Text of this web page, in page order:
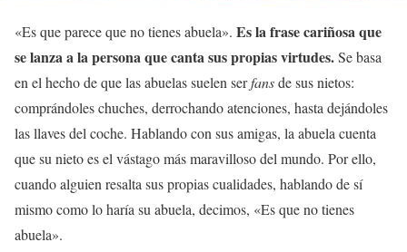
«Es que parece que no tienes abuela». Es la frase cariñosa que
se lanza a la persona que canta sus propias virtudes.Se basa
en el hecho de que las abuelas suelen serfansde sus nietos:
comprándoles chuches, derrochando atenciones, hasta dejándoles
las llaves del coche. Hablando con sus amigas, la abuela cuenta
que su nieto es el vástago más maravilloso del mundo. Por ello,
cuando alguien resalta sus propias cualidades, hablando de sí
mismo como lo haría su abuela, decimos, «Es que no tienes
abuela».